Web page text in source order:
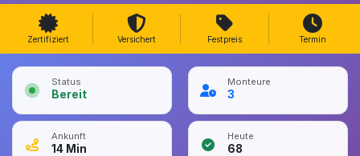
Zertifiziert Versichert Festpreis Termin
Status
Bereit
Monteure
3
Ankunft
14 Min
Heute
68